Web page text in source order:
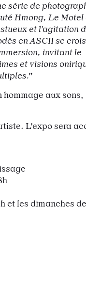
série de
Hmong, Le
et l’agitation
en ASCII se
invitant le
et visions
hommage aux sons,
L'expo sera
et les dimanches